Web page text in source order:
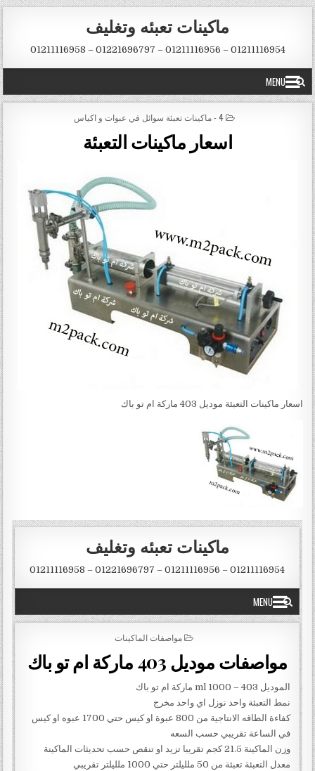
Skip to content
ماكينات تعبئه وتغليف
01211116954 – 01211116956 – 01221696797 – 01211116958
MENU
POSTED IN
4 - ماكينات تعبئة سوائل في عبوات و اكياس
اسعار ماكينات التعبئة
اسعار ماكينات التعبئة موديل 403 ماركة ام تو باك